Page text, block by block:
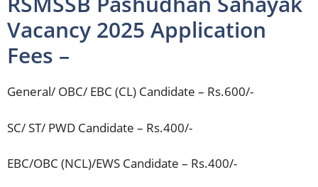
Vacancy 2025 Application
Fees –
General/ OBC/ EBC (CL) Candidate – Rs.600/-
SC/ ST/ PWD Candidate – Rs.400/-
EBC/OBC (NCL)/EWS Candidate – Rs.400/-